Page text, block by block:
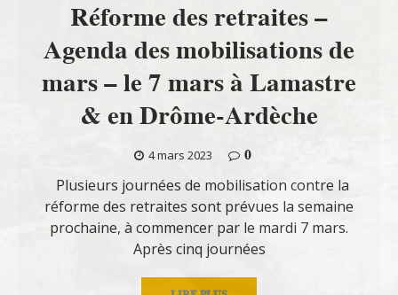
Réforme des retraites –
Agenda des mobilisations de
mars – le 7 mars à Lamastre
& en Drôme-Ardèche
4 mars 2023
0
Plusieurs journées de mobilisation contre la
réforme des retraites sont prévues la semaine
prochaine, à commencer par le mardi 7 mars.
Après cinq journées